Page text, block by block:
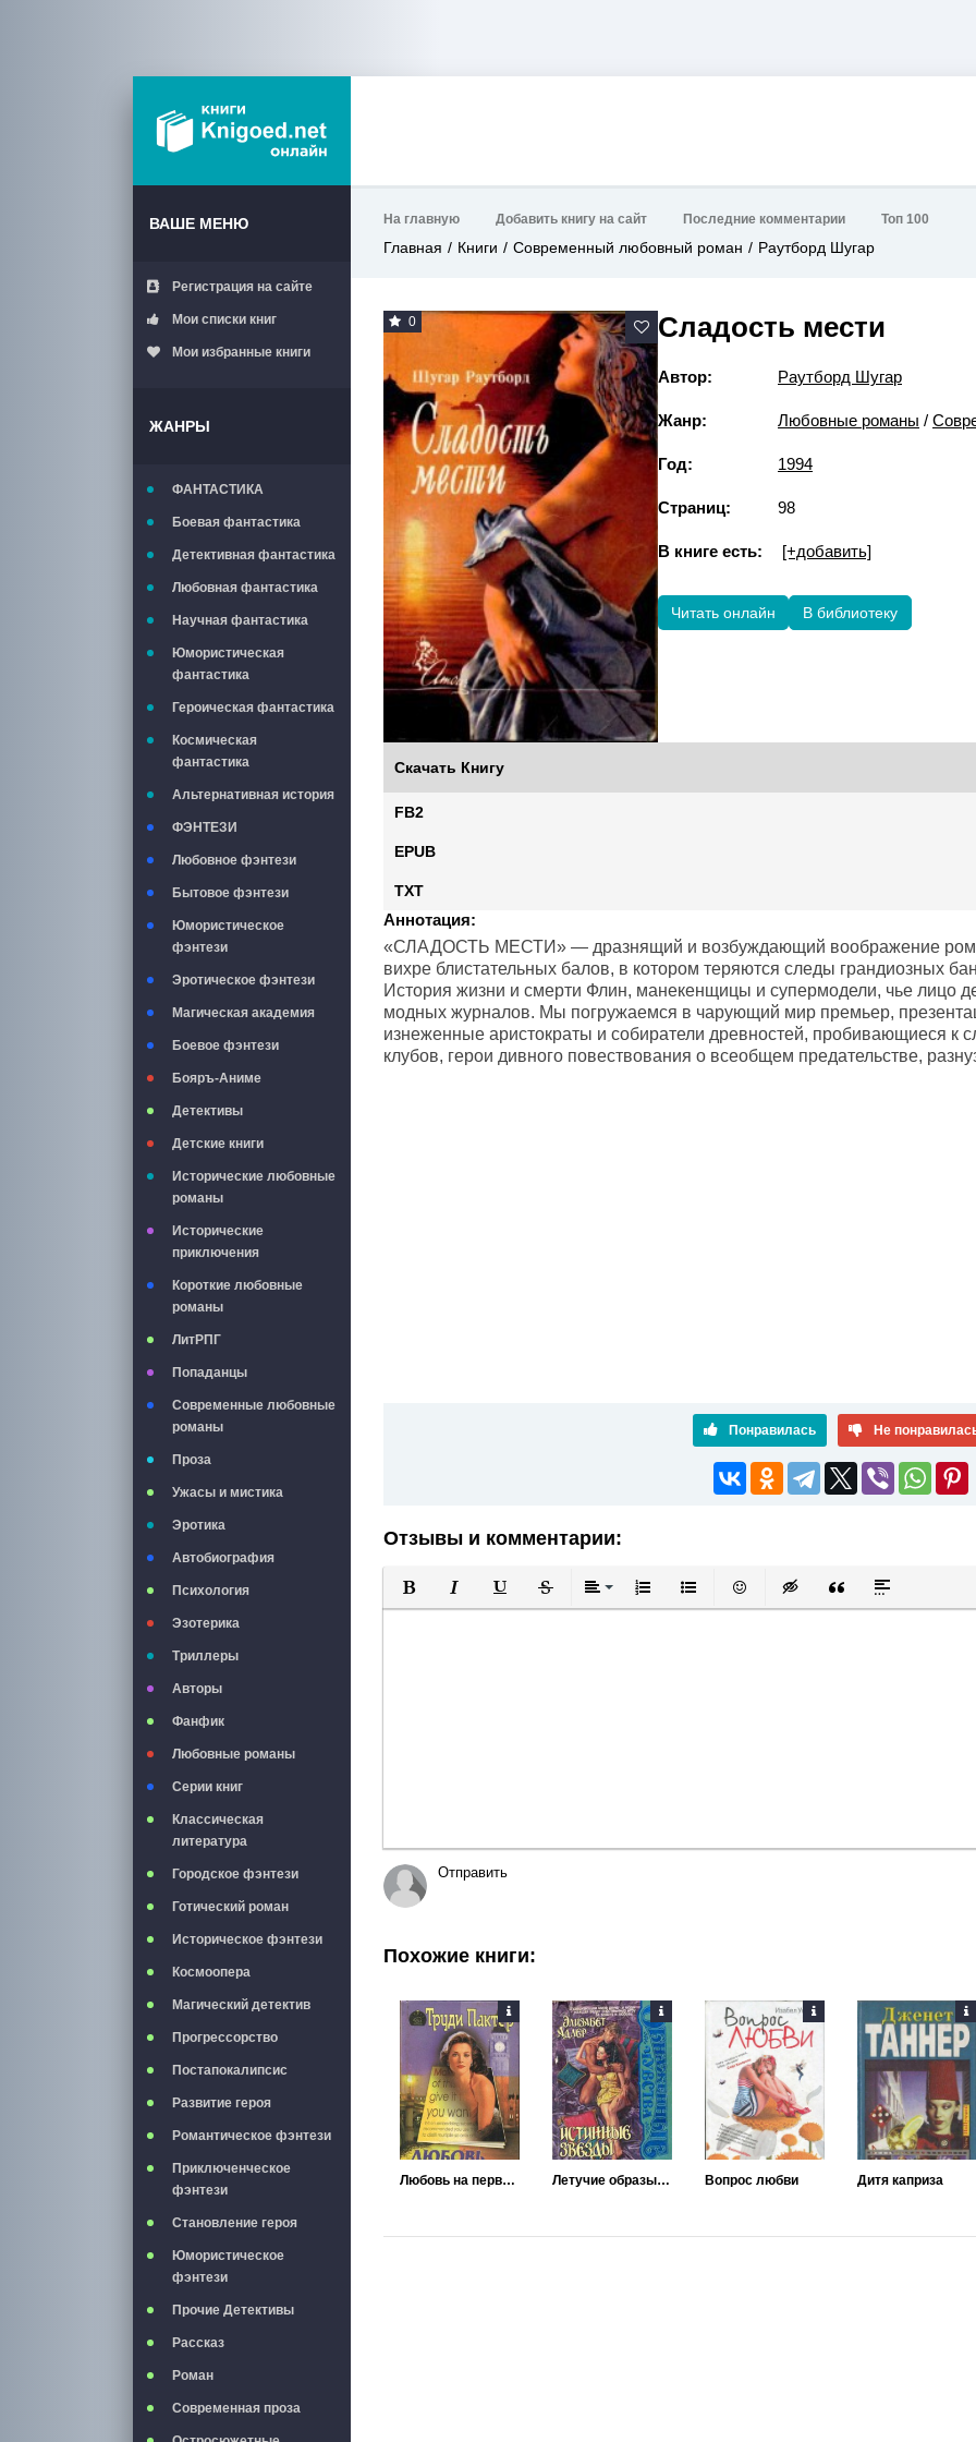
ВАШЕ МЕНЮ
Регистрация на сайте
Мои списки книг
Мои избранные книги
ЖАНРЫ
ФАНТАСТИКА
Боевая фантастика
Детективная фантастика
Любовная фантастика
Научная фантастика
Юмористическая
фантастика
Героическая фантастика
Космическая
фантастика
Альтернативная история
ФЭНТЕЗИ
Любовное фэнтези
Бытовое фэнтези
Юмористическое
фэнтези
Эротическое фэнтези
Магическая академия
Боевое фэнтези
Бояръ-Аниме
Детективы
Детские книги
Исторические любовные
романы
Исторические
приключения
Короткие любовные
романы
ЛитРПГ
Попаданцы
Современные любовные
романы
Проза
Ужасы и мистика
Эротика
Автобиография
Психология
Эзотерика
Триллеры
Авторы
Фанфик
Любовные романы
Серии книг
Классическая
литература
Городское фэнтези
Готический роман
Историческое фэнтези
Космоопера
Магический детектив
Прогрессорство
Постапокалипсис
Развитие героя
Романтическое фэнтези
Приключенческое
фэнтези
Становление героя
Юмористическое
фэнтези
Прочие Детективы
Рассказ
Роман
Современная проза
На главную Добавить книгу на сайт Последние комментарии Топ 100
Главная Книги Современный любовный роман Раутборд Шугар
0 Сладость мести
Автор: Раутборд Шугар
Жанр: Любовные романы /
Год: 1994
Страниц: 98
В книге есть: [+добавить]
Читать онлайн В библиотеку
Скачать Книгу
FB2
EPUB
TXT
Аннотация:
«СЛАДОСТЬ МЕСТИ» — дразнящий и возбуждающий воображение
вихре блистательных балов, в котором теряются следы грандиозных
История жизни и смерти Флин, манекенщицы и супермодели, чье лицо
модных журналов. Мы погружаемся в чарующий мир премьер,
изнеженные аристократы и собиратели древностей, пробивающиеся к
клубов, герои дивного повествования о всеобщем предательстве,
Понравилась Не
Отзывы и комментарии:
Полужирный
КурсивПодчеркнутый
ЗачеркнутыйВыравнивание
Нумерованный список
Маркированный список
Вставить смайлик
Вставка скрытого текста
Вставка цитаты
Вставка
Отправить
Похожие книги:
Любовь на первой полосе Летучие образы (Истинные звезды) Вопрос любви Дитя каприза